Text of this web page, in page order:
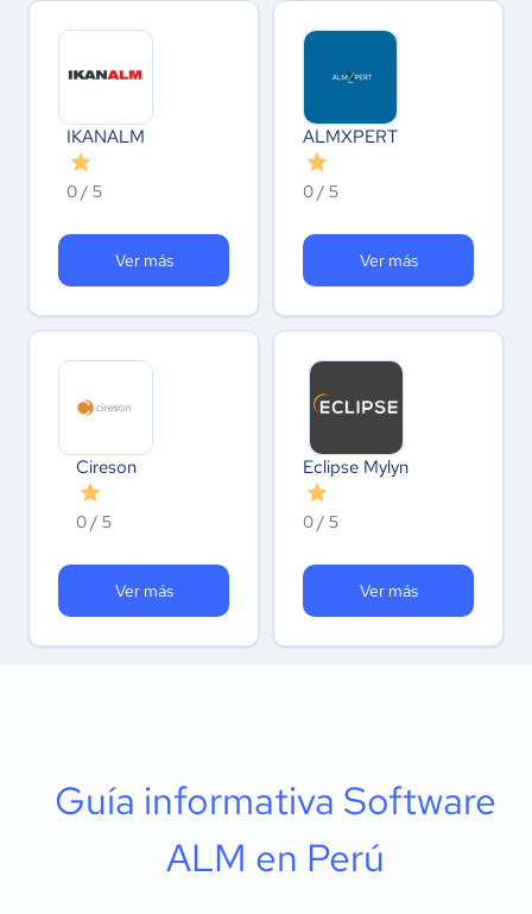
IKANALM
0 / 5
Ver más
ALMXPERT
0 / 5
Ver más
Cireson
0 / 5
Ver más
Eclipse Mylyn
0 / 5
Ver más
Guía informativa Software
ALM en Perú